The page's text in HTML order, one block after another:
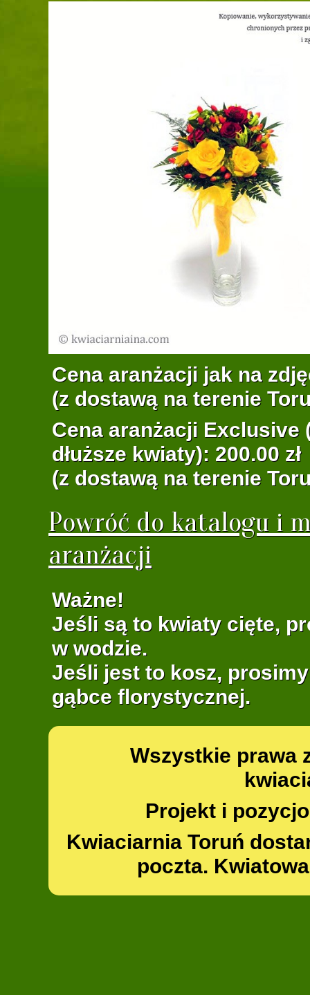
Cena aranżacji jak na
(z dostawą na terenie
Cena aranżacji
dłuższe kwiaty): 200.00 zł
(z dostawą na terenie
Powróć do katalogu i
aranżacji
Ważne!
Jeśli są to kwiaty cięte,
w wodzie.
Jeśli jest to kosz,
gąbce florystycznej.
Wszystkie prawa
Projekt i
Kwiaciarnia Toruń
poczta.